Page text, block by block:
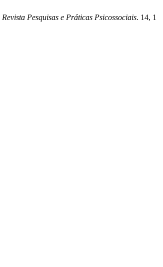
Revista Pesquisas e Práticas Psicossociais. 14, 1